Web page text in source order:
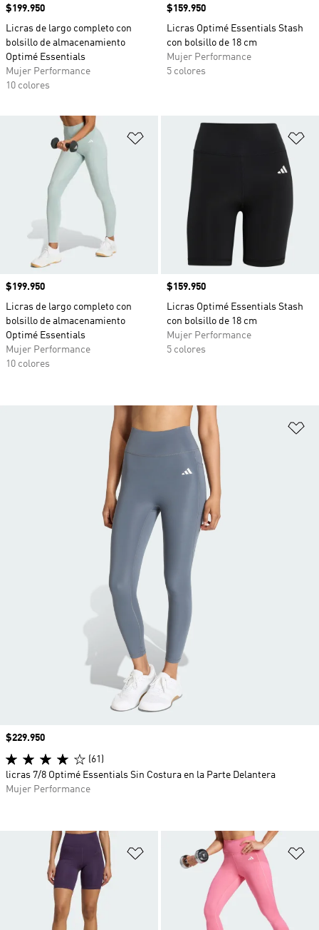
Precio
$199.950
Licras de largo completo con
bolsillo de almacenamiento
Optimé Essentials
Mujer Performance
10 colores
Precio
$159.950
Licras Optimé Essentials Stash
con bolsillo de 18 cm
Mujer Performance
5 colores
Añadir a la lista de deseos
Precio
$199.950
Licras de largo completo con
bolsillo de almacenamiento
Optimé Essentials
Mujer Performance
10 colores
Precio
$159.950
Licras Optimé Essentials Stash
con bolsillo de 18 cm
Mujer Performance
5 colores
Añadir a la lista de deseos
Precio
$229.950
(61)
licras 7/8 Optimé Essentials Sin Costura en la Parte Delantera
Mujer Performance